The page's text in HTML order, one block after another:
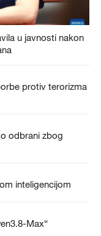
u javnosti nakon
protiv terorizma
odbrani zbog
inteligencijom
Max“